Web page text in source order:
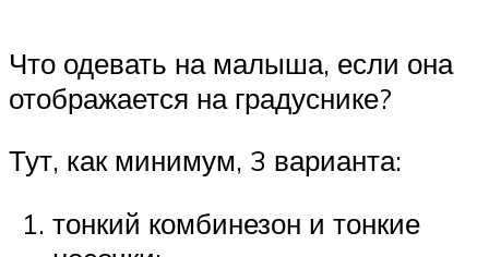
Что одевать на малыша, если она
отображается на градуснике?
Тут, как минимум, 3 варианта:
тонкий комбинезон и тонкие